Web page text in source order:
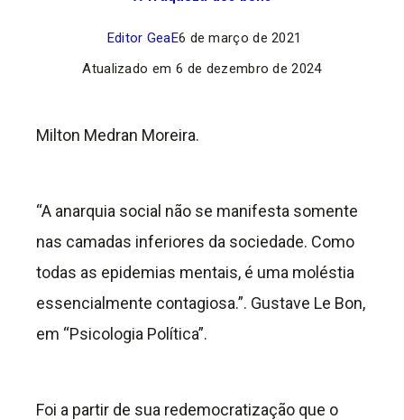
Editor GeaE6 de março de 2021
Atualizado em 6 de dezembro de 2024
Milton Medran Moreira.
“A anarquia social não se manifesta somente
nas camadas inferiores da sociedade. Como
todas as epidemias mentais, é uma moléstia
essencialmente contagiosa.”. Gustave Le Bon,
em “Psicologia Política”.
Foi a partir de sua redemocratização que o